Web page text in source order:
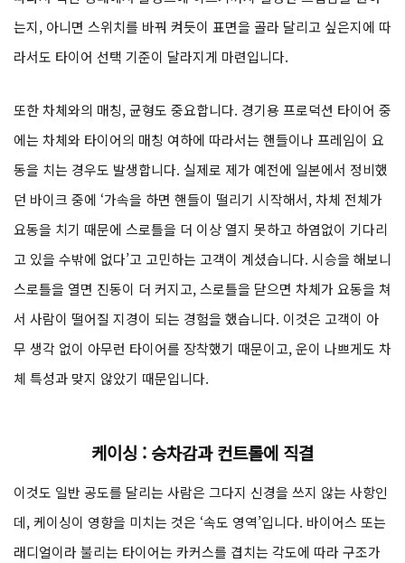
는지, 아니면 스위치를 바꿔 켜듯이 표면을 골라 달리고 싶은지에 따
라서도 타이어 선택 기준이 달라지게 마련입니다.
또한 차체와의 매칭, 균형도 중요합니다. 경기용 프로덕션 타이어 중
에는 차체와 타이어의 매칭 여하에 따라서는 핸들이나 프레임이 요
동을 치는 경우도 발생합니다. 실제로 제가 예전에 일본에서 정비했
던 바이크 중에 ‘가속을 하면 핸들이 떨리기 시작해서, 차체 전체가
요동을 치기 때문에 스로틀을 더 이상 열지 못하고 하염없이 기다리
고 있을 수밖에 없다’고 고민하는 고객이 계셨습니다. 시승을 해보니
스로틀을 열면 진동이 더 커지고, 스로틀을 닫으면 차체가 요동을 쳐
서 사람이 떨어질 지경이 되는 경험을 했습니다. 이것은 고객이 아
무 생각 없이 아무런 타이어를 장착했기 때문이고, 운이 나쁘게도 차
체 특성과 맞지 않았기 때문입니다.
케이싱 : 승차감과 컨트롤에 직결
이것도 일반 공도를 달리는 사람은 그다지 신경을 쓰지 않는 사항인
데, 케이싱이 영향을 미치는 것은 ‘속도 영역’입니다. 바이어스 또는
래디얼이라 불리는 타이어는 카커스를 겹치는 각도에 따라 구조가